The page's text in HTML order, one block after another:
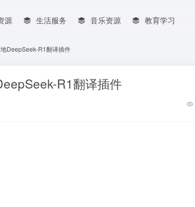
源 生活服务 音乐资源 教育学习
DeepSeek-R1翻译插件
R1翻译插件